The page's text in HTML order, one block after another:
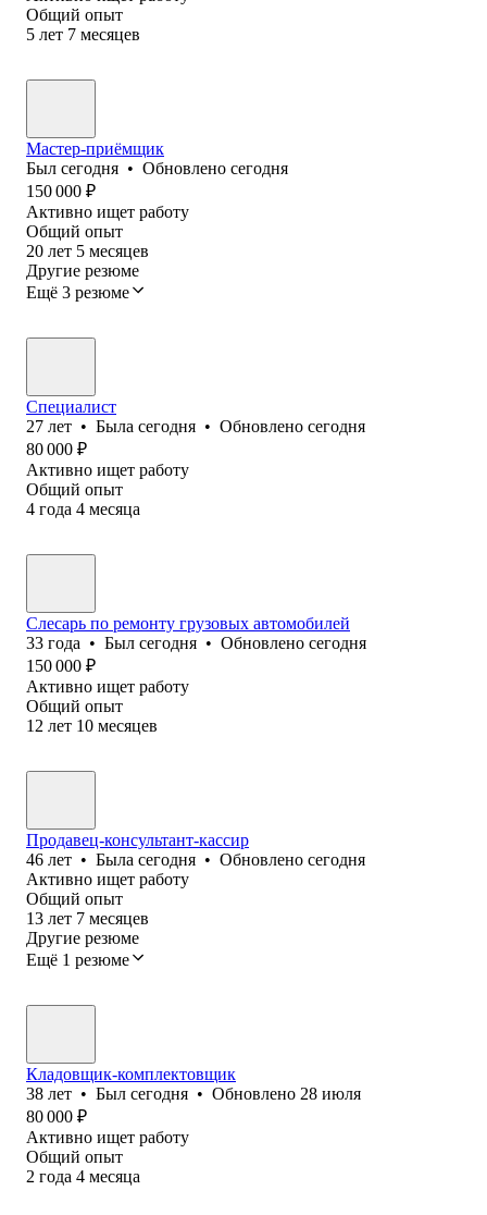
Общий опыт
5 лет 7 месяцев
Мастер-приёмщик
Был сегодня • Обновлено сегодня
150 000 ₽
Активно ищет работу
Общий опыт
20 лет 5 месяцев
Другие резюме
Ещё 3 резюме
Специалист
27 лет • Была сегодня • Обновлено сегодня
80 000 ₽
Активно ищет работу
Общий опыт
4 года 4 месяца
Слесарь по ремонту грузовых автомобилей
33 года • Был сегодня • Обновлено сегодня
150 000 ₽
Активно ищет работу
Общий опыт
12 лет 10 месяцев
Продавец-консультант-кассир
46 лет • Была сегодня • Обновлено сегодня
Активно ищет работу
Общий опыт
13 лет 7 месяцев
Другие резюме
Ещё 1 резюме
Кладовщик-комплектовщик
38 лет • Был сегодня • Обновлено 28 июля
80 000 ₽
Активно ищет работу
Общий опыт
2 года 4 месяца